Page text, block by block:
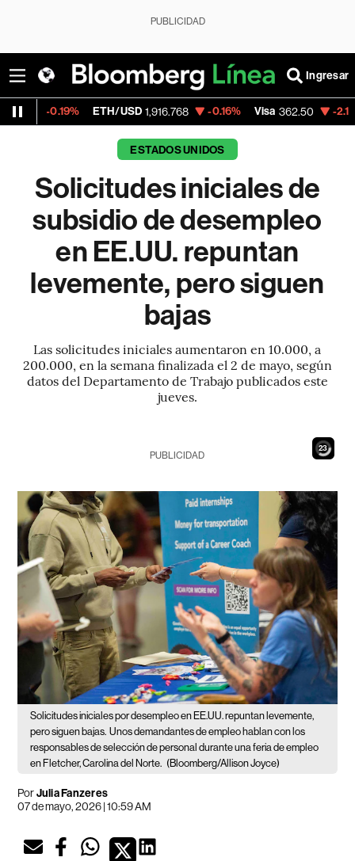
PUBLICIDAD
Ingresar
ETH/USD 1,916.768 -0.16% Visa 362.50 -2.15%
ESTADOS UNIDOS
Solicitudes iniciales de
subsidio de desempleo
en EE.UU. repuntan
levemente, pero siguen
bajas
Las solicitudes iniciales aumentaron en 10.000, a
200.000, en la semana finalizada el 2 de mayo, según
datos del Departamento de Trabajo publicados este
jueves.
22
PUBLICIDAD
Solicitudes iniciales por desempleo en EE.UU. repuntan levemente,
pero siguen bajas. Unos demandantes de empleo hablan con los
responsables de selección de personal durante una feria de empleo
en Fletcher, Carolina del Norte. (Bloomberg/Allison Joyce)
PorJulia Fanzeres
07 de mayo, 2026 | 10:59 AM